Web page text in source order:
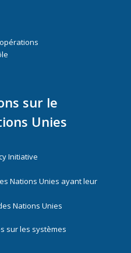
sur le
Unies
Initiative
Nations Unies ayant leur
Nations Unies
sur les systèmes